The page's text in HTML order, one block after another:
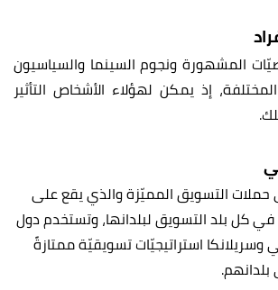
المشهورة ونجوم السينما والسياسيون
إذ يمكن لهؤلاء الأشخاص التأثير
حملات التسويق المميّزة والذي يقع على
كل بلد التسويق لبلدانها، وتستخدم دول
استراتيجيّات تسويقيّة ممتازةً